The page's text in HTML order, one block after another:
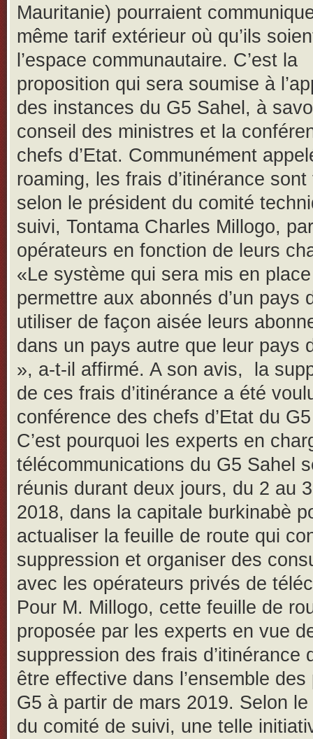
Mauritanie) pourraient
même tarif extérieur où qu’ils
l’espace communautaire. C’est la
proposition qui sera soumise à
des instances du G5 Sahel, à
conseil des ministres et la
chefs d’Etat. Communément
roaming, les frais d’itinérance sont
selon le président du comité
suivi, Tontama Charles Millogo,
opérateurs en fonction de leurs
«Le système qui sera mis en
permettre aux abonnés d’un pays
utiliser de façon aisée leurs
dans un pays autre que leur pays
», a-t-il affirmé. A son avis, la
de ces frais d’itinérance a été
conférence des chefs d’Etat du
C’est pourquoi les experts en
télécommunications du G5 Sahel
réunis durant deux jours, du 2 au
2018, dans la capitale burkinabè
actualiser la feuille de route qui
suppression et organiser des
avec les opérateurs privés de
Pour M. Millogo, cette feuille de
proposée par les experts en vue
suppression des frais d’itinérance
être effective dans l’ensemble des
G5 à partir de mars 2019. Selon
du comité de suivi, une telle